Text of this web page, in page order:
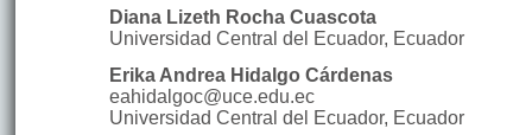
Diana Lizeth Rocha Cuascota
Universidad Central del Ecuador, Ecuador
Erika Andrea Hidalgo Cárdenas
eahidalgoc@uce.edu.ec
Universidad Central del Ecuador, Ecuador